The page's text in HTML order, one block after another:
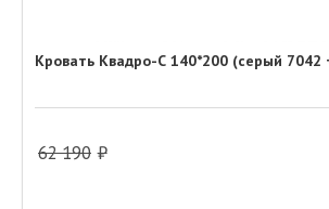
Кровать Квадро-С 140*200 (серый 7042
62 190